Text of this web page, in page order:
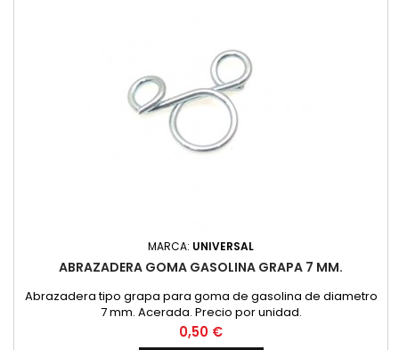
MARCA: UNIVERSAL
ABRAZADERA GOMA GASOLINA GRAPA 7 MM.
Abrazadera tipo grapa para goma de gasolina de diametro
7 mm. Acerada. Precio por unidad.
Precio
0,50 €